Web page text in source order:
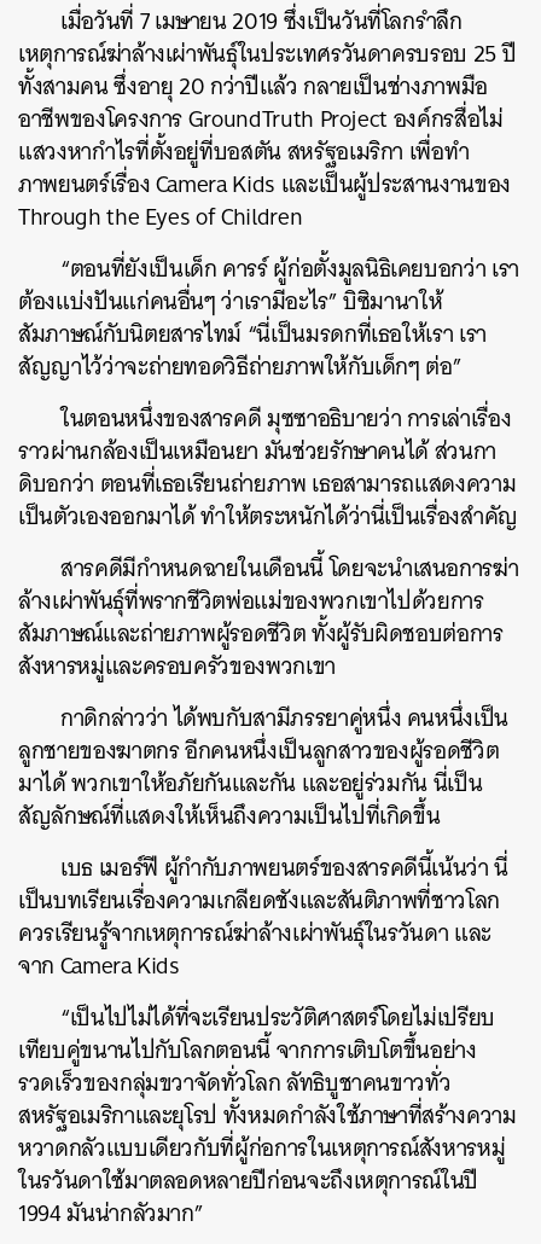
เมื่อวันที่ 7 เมษายน 2019 ซึ่งเป็นวันที่โลกรำลึก
เหตุการณ์ฆ่าล้างเผ่าพันธุ์ในประเทศรวันดาครบรอบ 25 ปี
ทั้งสามคน ซึ่งอายุ 20 กว่าปีแล้ว กลายเป็นช่างภาพมือ
อาชีพของโครงการ GroundTruth Project องค์กรสื่อไม่
แสวงหากำไรที่ตั้งอยู่ที่บอสตัน สหรัฐอเมริกา เพื่อทำ
ภาพยนตร์เรื่อง Camera Kids และเป็นผู้ประสานงานของ
Through the Eyes of Children
“ตอนที่ยังเป็นเด็ก คารร์ ผู้ก่อตั้งมูลนิธิเคยบอกว่า เรา
ต้องแบ่งปันแก่คนอื่นๆ ว่าเรามีอะไร” บิซิมานาให้
สัมภาษณ์กับนิตยสารไทม์ “นี่เป็นมรดกที่เธอให้เรา เรา
สัญญาไว้ว่าจะถ่ายทอดวิธีถ่ายภาพให้กับเด็กๆ ต่อ”
ในตอนหนึ่งของสารคดี มุซซาอธิบายว่า การเล่าเรื่อง
ราวผ่านกล้องเป็นเหมือนยา มันช่วยรักษาคนได้ ส่วนกา
ดิบอกว่า ตอนที่เธอเรียนถ่ายภาพ เธอสามารถแสดงความ
เป็นตัวเองออกมาได้ ทำให้ตระหนักได้ว่านี่เป็นเรื่องสำคัญ
สารคดีมีกำหนดฉายในเดือนนี้ โดยจะนำเสนอการฆ่า
ล้างเผ่าพันธุ์ที่พรากชีวิตพ่อแม่ของพวกเขาไปด้วยการ
สัมภาษณ์และถ่ายภาพผู้รอดชีวิต ทั้งผู้รับผิดชอบต่อการ
สังหารหมู่และครอบครัวของพวกเขา
กาดิกล่าวว่า ได้พบกับสามีภรรยาคู่หนึ่ง คนหนึ่งเป็น
ลูกชายของฆาตกร อีกคนหนึ่งเป็นลูกสาวของผู้รอดชีวิต
มาได้ พวกเขาให้อภัยกันและกัน และอยู่ร่วมกัน นี่เป็น
สัญลักษณ์ที่แสดงให้เห็นถึงความเป็นไปที่เกิดขึ้น
เบธ เมอร์ฟี ผู้กำกับภาพยนตร์ของสารคดีนี้เน้นว่า นี่
เป็นบทเรียนเรื่องความเกลียดชังและสันติภาพที่ชาวโลก
ควรเรียนรู้จากเหตุการณ์ฆ่าล้างเผ่าพันธ์ุในรวันดา และ
จาก Camera Kids
“เป็นไปไม่ได้ที่จะเรียนประวัติศาสตร์โดยไม่เปรียบ
เทียบคู่ขนานไปกับโลกตอนนี้ จากการเติบโตขึ้นอย่าง
รวดเร็วของกลุ่มขวาจัดทั่วโลก ลัทธิบูชาคนขาวทั่ว
สหรัฐอเมริกาและยุโรป ทั้งหมดกำลังใช้ภาษาที่สร้างความ
หวาดกลัวแบบเดียวกับที่ผู้ก่อการในเหตุการณ์สังหารหมู่
ในรวันดาใช้มาตลอดหลายปีก่อนจะถึงเหตุการณ์ในปี
1994 มันน่ากลัวมาก”
ค้นหา